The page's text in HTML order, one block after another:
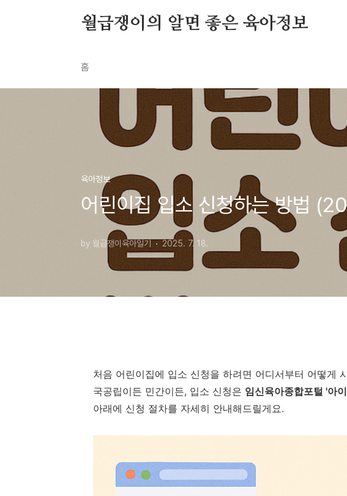
월급쟁이의 알면 좋은 육아정보
홈
육아정보
어린이집 입소 신청하는 방법
by 월급쟁이육아일기 2025. 7. 18.
처음 어린이집에 입소 신청을 하려면 어디서부터 어떻게
국공립이든 민간이든, 입소 신청은 임신육아종합포털 '아
아래에 신청 절차를 자세히 안내해드릴게요.